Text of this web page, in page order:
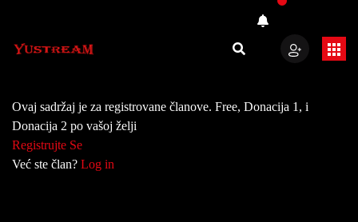
Ovaj sadržaj je za registrovane članove. Free, Donacija 1, i
Donacija 2 po vašoj želji
Registrujte Se
Već ste član? Log in